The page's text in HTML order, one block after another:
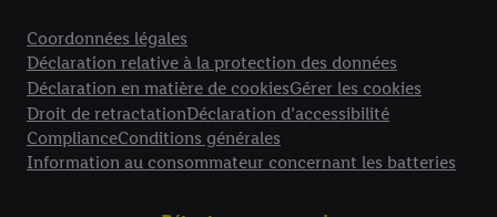
Coordonnées légales
Déclaration relative à la protection des données
Déclaration en matière de cookiesGérer les cookies
Droit de retractationDéclaration d’accessibilité
ComplianceConditions générales
Information au consommateur concernant les batteries